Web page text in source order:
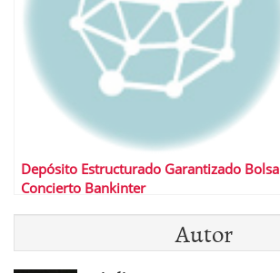
Depósito Estructurado Garantizado Bolsa
Concierto Bankinter
Autor